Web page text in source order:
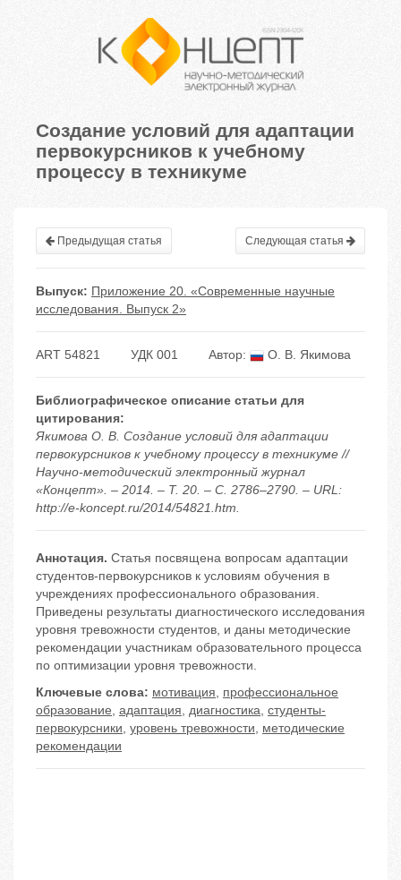
Создание условий для адаптации
первокурсников к учебному
процессу в техникуме
Предыдущая статья Следующая статья
Выпуск: Приложение 20. «Современные научные
исследования. Выпуск 2»
ART 54821 УДК 001 Автор: О. В. Якимова
Библиографическое описание статьи для
цитирования:
Якимова О. В. Создание условий для адаптации
первокурсников к учебному процессу в техникуме //
Научно-методический электронный журнал
«Концепт». – 2014. – Т. 20. – С. 2786–2790. – URL:
http://e-koncept.ru/2014/54821.htm.
Аннотация. Статья посвящена вопросам адаптации
студентов-первокурсников к условиям обучения в
учреждениях профессионального образования.
Приведены результаты диагностического исследования
уровня тревожности студентов, и даны методические
рекомендации участникам образовательного процесса
по оптимизации уровня тревожности.
Ключевые слова: мотивация, профессиональное
образование, адаптация, диагностика, студенты-
первокурсники, уровень тревожности, методические
рекомендации